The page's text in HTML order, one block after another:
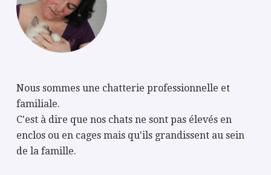
Nous sommes une chatterie professionnelle et
familiale.
C'est à dire que nos chats ne sont pas élevés en
enclos ou en cages mais qu'ils grandissent au sein
de la famille.